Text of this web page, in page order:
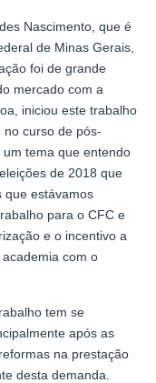
Nascimento, que é
de Minas Gerais,
foi de grande
mercado com a
iniciou este trabalho
curso de pós-
tema que entendo
de 2018 que
que estávamos
para o CFC e
e o incentivo a
com o
tem se
após as
na prestação
desta demanda.